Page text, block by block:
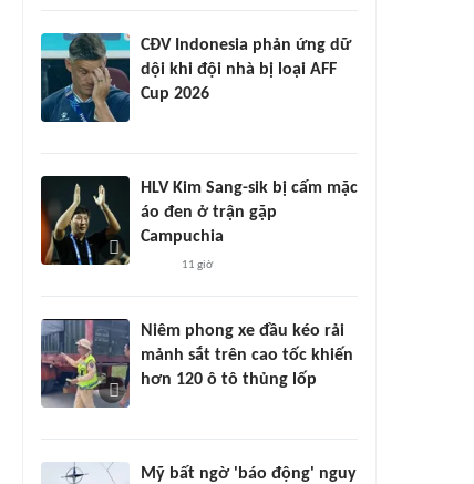
CĐV Indonesia phản ứng dữ
dội khi đội nhà bị loại AFF
Cup 2026
HLV Kim Sang-sik bị cấm mặc
áo đen ở trận gặp
Campuchia
11 giờ
Niêm phong xe đầu kéo rải
mảnh sắt trên cao tốc khiến
hơn 120 ô tô thủng lốp
Mỹ bất ngờ 'báo động' nguy